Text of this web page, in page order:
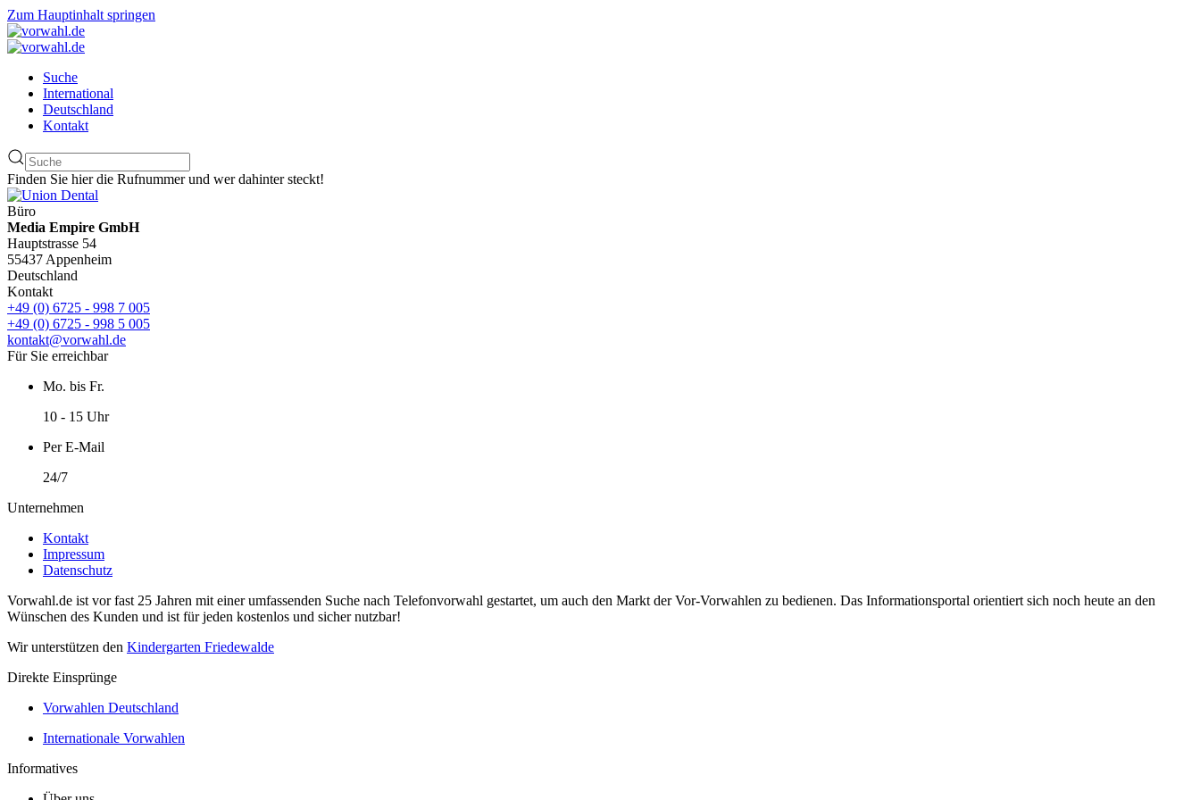
Zum Hauptinhalt springen
Suche
International
Deutschland
Kontakt
Finden Sie hier die Rufnummer und wer dahinter steckt!
Büro
Media Empire GmbH
Hauptstrasse 54
55437 Appenheim
Deutschland
Kontakt
+49 (0) 6725 - 998 7 005
+49 (0) 6725 - 998 5 005
kontakt@vorwahl.de
Für Sie erreichbar
Mo. bis Fr.
10 - 15 Uhr
Per E-Mail
24/7
Unternehmen
Kontakt
Impressum
Datenschutz
Vorwahl.de ist vor fast 25 Jahren mit einer umfassenden Suche nach Telefonvorwahl gestartet, um auch den Markt der Vor-Vorwahlen zu bedienen. Das Informationsportal orientiert sich noch heute an den
Wünschen des Kunden und ist für jeden kostenlos und sicher nutzbar!
Wir unterstützen den Kindergarten Friedewalde
Direkte Einsprünge
Vorwahlen Deutschland
Internationale Vorwahlen
Informatives